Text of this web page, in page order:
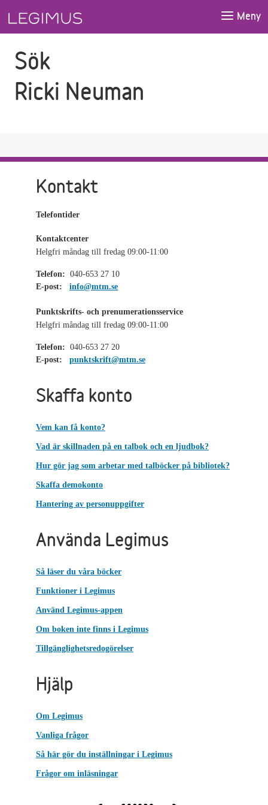
Meny
Sök
Ricki Neuman
Kontakt
Telefontider
Kontaktcenter
Helgfri måndag till fredag 09:00-11:00
Telefon: 040-653 27 10
E-post:
info@mtm.se
Punktskrifts- och prenumerationsservice
Helgfri måndag till fredag 09:00-11:00
Telefon: 040-653 27 20
E-post:
punktskrift@mtm.se
Skaffa konto
Vem kan få konto?
Vad är skillnaden på en talbok och en ljudbok?
Hur gör jag som arbetar med talböcker på bibliotek?
Skaffa demokonto
Hantering av personuppgifter
Använda Legimus
Så läser du våra böcker
Funktioner i Legimus
Använd Legimus-appen
Om boken inte finns i Legimus
Tillgänglighetsredogörelser
Hjälp
Om Legimus
Vanliga frågor
Så här gör du inställningar i Legimus
Frågor om inläsningar